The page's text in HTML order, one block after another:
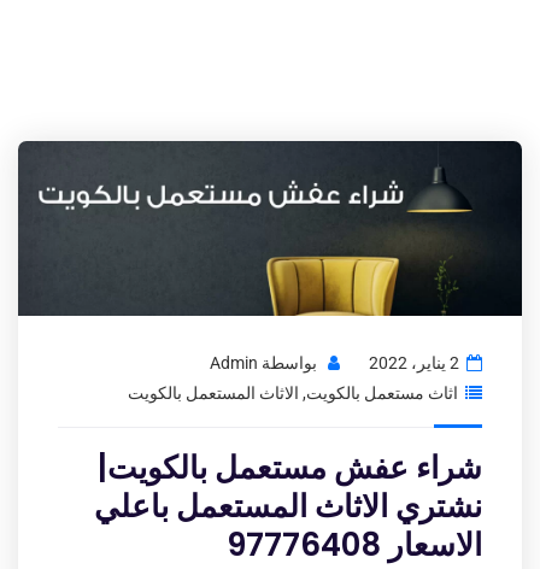
2 يناير، 2022 بواسطة Admin
اثاث مستعمل بالكويت, الاثاث المستعمل بالكويت
شراء عفش مستعمل بالكويت|
نشتري الاثاث المستعمل باعلي
الاسعار 97776408